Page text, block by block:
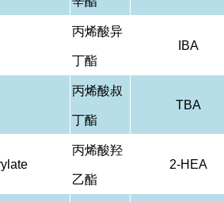
丙烯酸异
丁酯
IBA
丙烯酸叔
丁酯
TBA
丙烯酸羟
乙酯
2-HEA